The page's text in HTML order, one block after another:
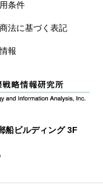
条件
法に基づく表記
報
船ビルディング 3F